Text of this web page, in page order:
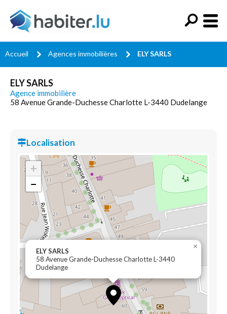
Accueil Agences immobilières ELY SARLS
ELY SARLS
Agence immobilière
58 Avenue Grande-Duchesse Charlotte L-3440 Dudelange
Localisation
ELY SARLS
58 Avenue Grande-Duchesse Charlotte L-3440
Dudelange
×
+
−